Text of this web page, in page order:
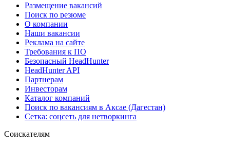
Размещение вакансий
Поиск по резюме
О компании
Наши вакансии
Реклама на сайте
Требования к ПО
Безопасный HeadHunter
HeadHunter API
Партнерам
Инвесторам
Каталог компаний
Поиск по вакансиям в Аксае (Дагестан)
Сетка: соцсеть для нетворкинга
Соискателям